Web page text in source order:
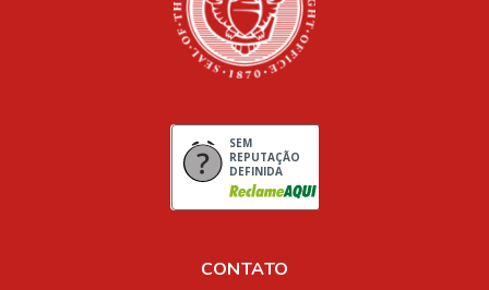
SEM
REPUTAÇÃO
DEFINIDA
CONTATO